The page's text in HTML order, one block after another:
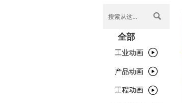

全部
工业动画 
产品动画 
工程动画 